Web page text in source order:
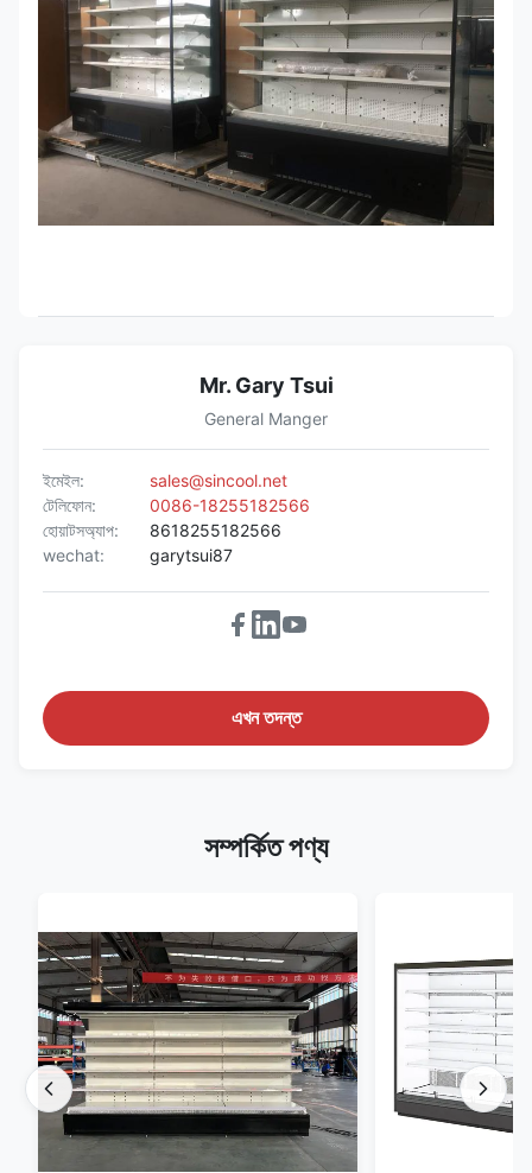
Mr. Gary Tsui
General Manger
ইমেইল:
sales@sincool.net
টেলিফোন:
0086-18255182566
হোয়াটসঅ্যাপ:
8618255182566
wechat:
garytsui87
এখন তদন্ত
সম্পর্কিত পণ্য